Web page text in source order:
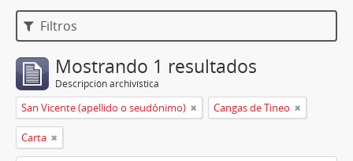
Filtros
Mostrando 1 resultados
Descripción archivística
San Vicente (apellido o seudónimo) Cangas de Tineo
Carta